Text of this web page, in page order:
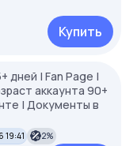
Купить
дней | Fan Page |
аккаунта 90+
| Документы в
19:41 2%